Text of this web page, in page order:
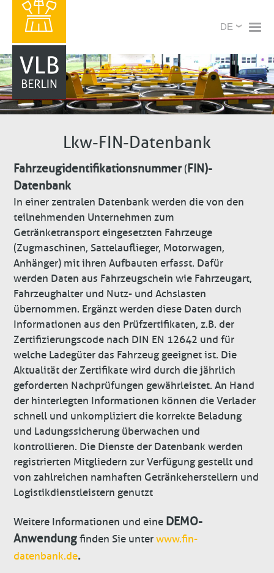
Inhalt
X
Select
Lkw-FIN-Datenbank
Fahrzeugidentifikationsnummer(FIN)-
Datenbank
In einer zentralen Datenbank werden die von den
teilnehmenden Unternehmen zum
Getränketransport eingesetzten Fahrzeuge
(Zugmaschinen, Sattelauflieger, Motorwagen,
Anhänger) mit ihren Auf­bauten erfasst. Dafür
werden Daten aus Fahrzeugschein wie Fahrzeugart,
Fahrzeughalter und Nutz- und Achslasten
übernommen. Ergänzt werden diese Daten durch
Informationen aus den Prüfzertifikaten, z.B. der
Zertifizierungscode nach DIN EN 12642 und für
welche Ladegüter das Fahrzeug geeignet ist. Die
Aktualität der ­Zertifikate wird durch die jährlich
geforderten Nachprüfungen gewährleistet. An Hand
der hinterlegten Informationen können die Verlader
schnell und unkompliziert die korrekte Beladung
und ­Ladungssicherung überwachen und
kontrollieren. Die Dienste der Datenbank werden
registrierten Mitgliedern zur Verfügung gestellt und
von zahlreichen namhaften Getränkeherstellern und
Logistikdienstleistern genutzt
Weitere Informationen und eine DEMO-
Anwendungfinden Sie unterwww.fin-
datenbank.de.